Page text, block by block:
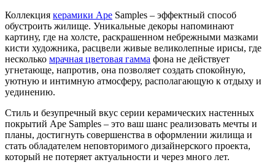
Коллекция керамики Ape Samples – эффектный способ
обустроить жилище. Уникальные декоры напоминают
картину, где на холсте, раскрашенном небрежными мазками
кисти художника, расцвели живые великолепные ирисы, где
несколько мрачная цветовая гамма фона не действует
угнетающе, напротив, она позволяет создать спокойную,
уютную и интимную атмосферу, располагающую к отдыху и
уединению.
Стиль и безупречный вкус серии керамических настенных
покрытий Ape Samples – это ваш шанс реализовать мечты и
планы, достигнуть совершенства в оформлении жилища и
стать обладателем неповторимого дизайнерского проекта,
который не потеряет актуальности и через много лет.